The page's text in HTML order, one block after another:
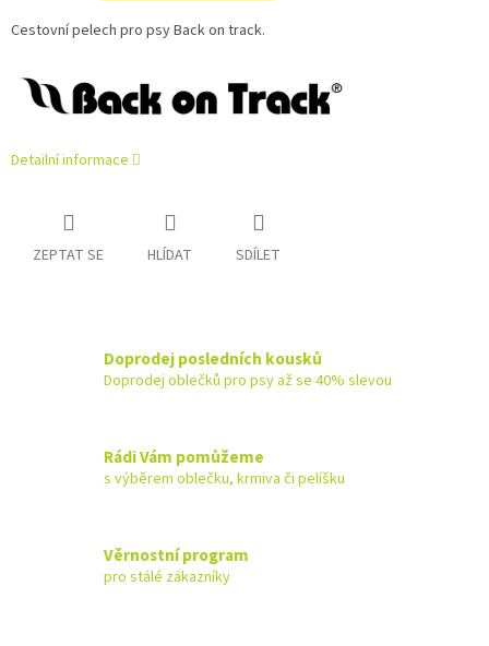
Cestovní pelech pro psy Back on track.
Detailní informace
ZEPTAT SE HLÍDAT SDÍLET
Doprodej posledních kousků
Doprodej oblečků pro psy až se 40% slevou
Rádi Vám pomůžeme
s výběrem oblečku, krmiva či pelíšku
Věrnostní program
pro stálé zákazníky